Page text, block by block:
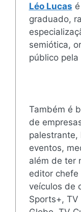
Léo Lucas
graduado,
semiótica,
público pela
Também é
de
palestrante,
eventos,
além de ter
editor chefe
veículos de
Sports+,